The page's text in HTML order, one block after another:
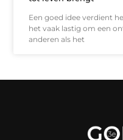
Een goed idee verdient
het vaak lastig om een
anderen als het